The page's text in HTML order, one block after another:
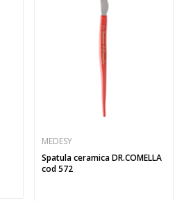
MEDESY
Spatula ceramica DR.COMELLA
cod 572